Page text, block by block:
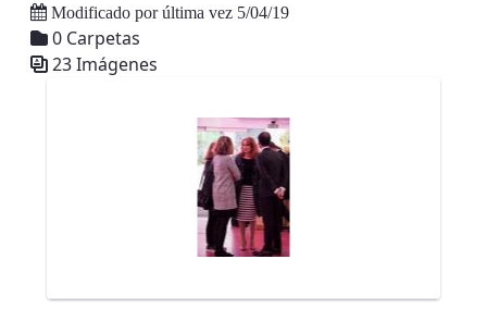
Modificado por última vez 5/04/19
0 Carpetas
23 Imágenes